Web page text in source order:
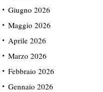
Giugno 2026
Maggio 2026
Aprile 2026
Marzo 2026
Febbraio 2026
Gennaio 2026